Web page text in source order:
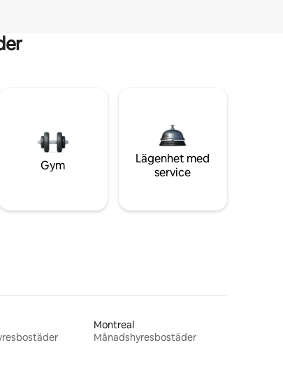
Gym
Lägenhet med
service
Montreal
Månadshyresbostäder